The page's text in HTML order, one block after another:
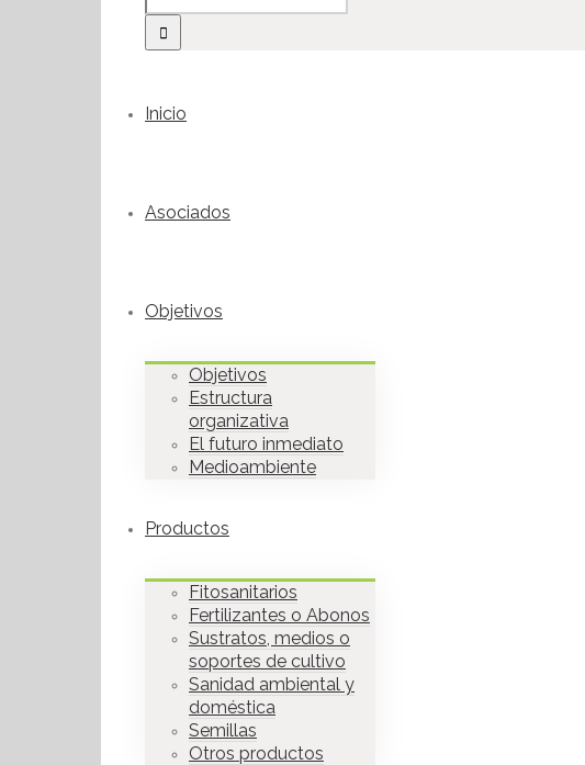
Inicio
Asociados
Objetivos
Objetivos
Estructura
organizativa
El futuro inmediato
Medioambiente
Productos
Fitosanitarios
Fertilizantes o Abonos
Sustratos, medios o
soportes de cultivo
Sanidad ambiental y
doméstica
Semillas
Otros productos